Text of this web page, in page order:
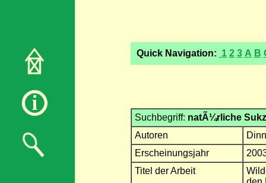
Quick Navigation: 1 2 3 A B
Suchbegriff: natÃ¼rliche
Autoren
Erscheinungsjahr
Titel der Arbeit